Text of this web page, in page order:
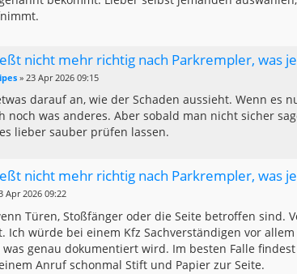
nicht mehr richtig nach Parkrempler, was
» 23 Apr 2026 09:15
darauf an, wie der Schaden aussieht. Wenn es
noch was anderes. Aber sobald man nicht sicher
lieber sauber prüfen lassen.
nicht mehr richtig nach Parkrempler, was
Apr 2026 09:22
Türen, Stoßfänger oder die Seite betroffen sind.
Ich würde bei einem Kfz Sachverständigen vor
genau dokumentiert wird. Im besten Falle
Anruf schonmal Stift und Papier zur Seite.